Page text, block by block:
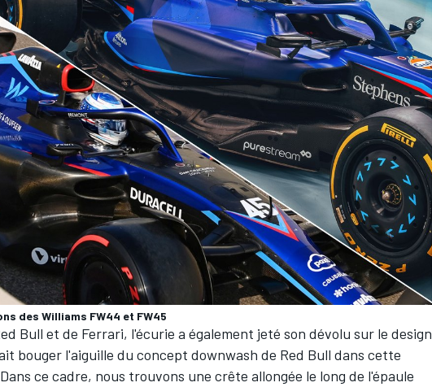
des Williams FW44 et FW45
Bull et de Ferrari, l'écurie a également jeté son dévolu sur le design
bouger l'aiguille du concept downwash de Red Bull dans cette
ce cadre, nous trouvons une crête allongée le long de l'épaule